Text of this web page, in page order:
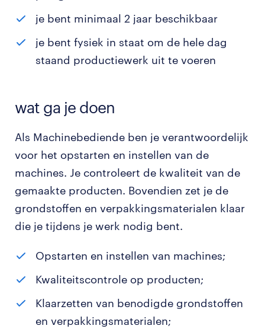
je bent minimaal 2 jaar beschikbaar
je bent fysiek in staat om de hele dag
staand productiewerk uit te voeren
wat ga je doen
Als Machinebediende ben je verantwoordelijk
voor het opstarten en instellen van de
machines. Je controleert de kwaliteit van de
gemaakte producten. Bovendien zet je de
grondstoffen en verpakkingsmaterialen klaar
die je tijdens je werk nodig bent.
Opstarten en instellen van machines;
Kwaliteitscontrole op producten;
Klaarzetten van benodigde grondstoffen
en verpakkingsmaterialen;